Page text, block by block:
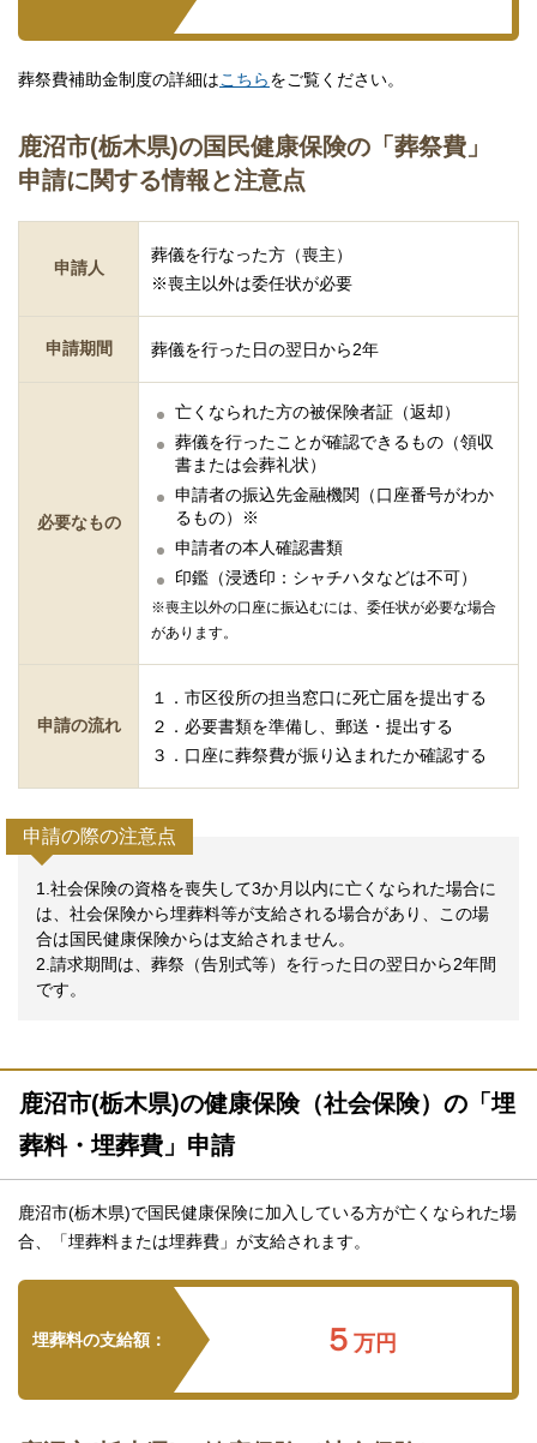
葬祭費補助金制度の詳細はこちらをご覧ください。
鹿沼市(栃木県)の国民健康保険の「葬祭費」
申請に関する情報と注意点
申請人
葬儀を行なった方（喪主）
※喪主以外は委任状が必要
申請期間 葬儀を行った日の翌日から2年
必要なもの
亡くなられた方の被保険者証（返却）
葬儀を行ったことが確認できるもの（領収
書または会葬礼状）
申請者の振込先金融機関（口座番号がわか
るもの）※
申請者の本人確認書類
印鑑（浸透印：シャチハタなどは不可）
※喪主以外の口座に振込むには、委任状が必要な場合
があります。
申請の流れ
１．市区役所の担当窓口に死亡届を提出する
２．必要書類を準備し、郵送・提出する
３．口座に葬祭費が振り込まれたか確認する
申請の際の注意点
1.社会保険の資格を喪失して3か月以内に亡くなられた場合に
は、社会保険から埋葬料等が支給される場合があり、この場
合は国民健康保険からは支給されません。
2.請求期間は、葬祭（告別式等）を行った日の翌日から2年間
です。
鹿沼市(栃木県)の健康保険（社会保険）の「埋
葬料・埋葬費」申請
鹿沼市(栃木県)で国民健康保険に加入している方が亡くなられた場
合、「埋葬料または埋葬費」が支給されます。
埋葬料の支給額： ５万円